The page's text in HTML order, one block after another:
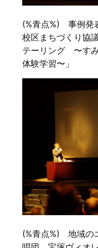
(%青点%) 事例発
校区まちづくり協
テーリング 〜す
体験学習〜」
(%青点%) 地域の